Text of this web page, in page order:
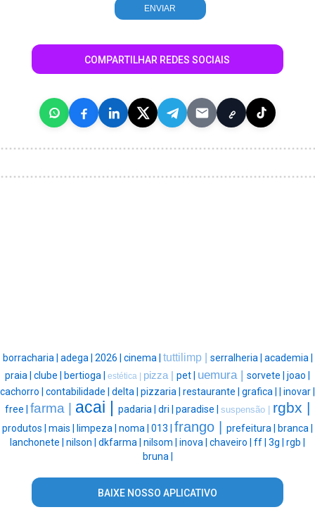
COMPARTILHAR REDES SOCIAIS
borracharia | adega | 2026 | cinema | tuttilimp | serralheria | academia |
praia | clube | bertioga | estética | pizza | pet | uemura | sorvete | joao |
cachorro | contabilidade | delta | pizzaria | restaurante | grafica |
inovar |
free | farma | acai | padaria | dri | paradise | suspensão | rgbx |
produtos | mais | limpeza | noma | 013 | frango | prefeitura |
branca |
lanchonete | nilson | dkfarma | nilsom | inova | chaveiro | ff | 3g | rgb |
bruna |
BAIXE NOSSO APLICATIVO